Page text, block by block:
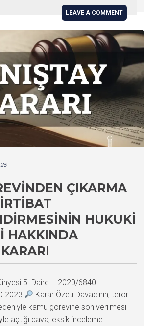
LEAVE A COMMENT
ÇIKARMA
HUKUKI
HAKKINDA
5. Daire – 2020/6840 –
Karar Özeti Davacının, terör
kamu görevine son verilmesi
açtığı dava, eksik inceleme